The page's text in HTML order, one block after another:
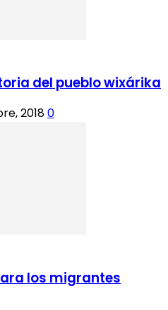
del pueblo wixárika
20180
los migrantes